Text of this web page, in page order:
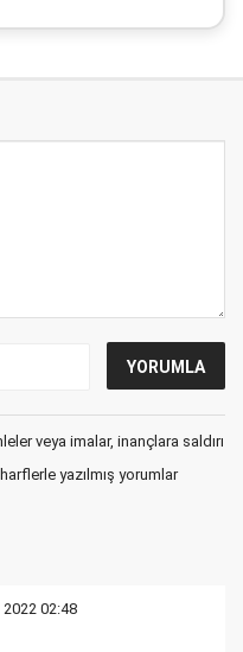
veya imalar, inançlara saldırı
yazılmış yorumlar
2022 02:48